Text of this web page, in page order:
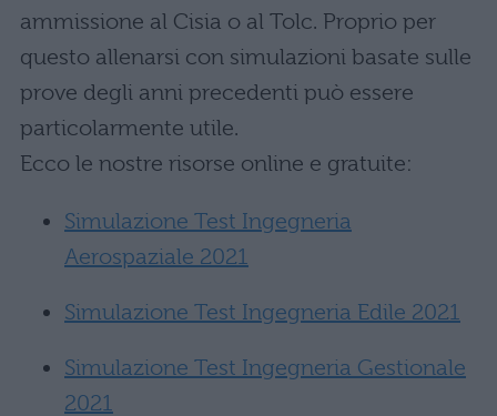
ammissione al Cisia o al Tolc. Proprio per
questo allenarsi con simulazioni basate sulle
prove degli anni precedenti può essere
particolarmente utile.
Ecco le nostre risorse online e gratuite:
Simulazione Test Ingegneria
Aerospaziale 2021
Simulazione Test Ingegneria Edile 2021
Simulazione Test Ingegneria Gestionale
2021